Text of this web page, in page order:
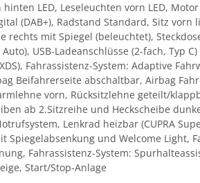
LED, Leseleuchten vorn LED, Motor
(DAB+), Radstand Standard, Sitz vorn
mit Spiegel (beleuchtet),
USB-Ladeanschlüsse (2-fach, Typ
Fahrassistenz-System: Adaptive
Beifahrerseite abschaltbar, Airbag
vorn, Rücksitzlehne geteilt/
ab 2.Sitzreihe und Heckscheibe
Lenkrad heizbar (CUPRA
und Welcome Light,
Fahrassistenz-System:
Start/Stop-Anlage